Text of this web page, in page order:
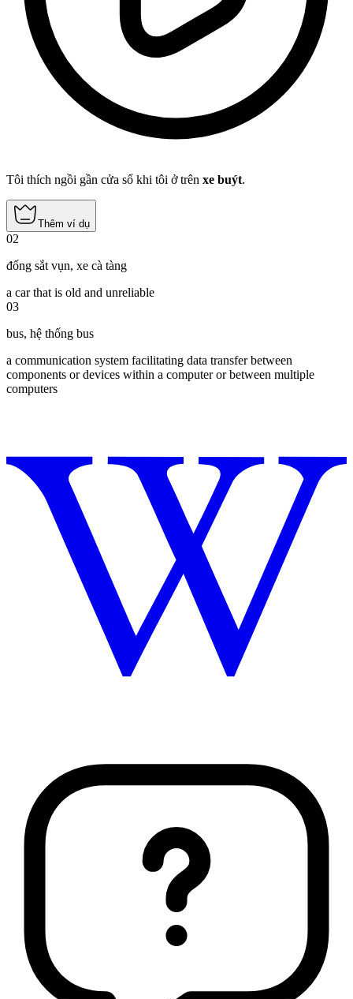
Tôi thích ngồi gần cửa sổ khi tôi ở trên xe buýt.
Thêm ví dụ
02
đống sắt vụn, xe cà tàng
a car that is old and unreliable
03
bus, hệ thống bus
a communication system facilitating data transfer between
components or devices within a computer or between multiple
computers